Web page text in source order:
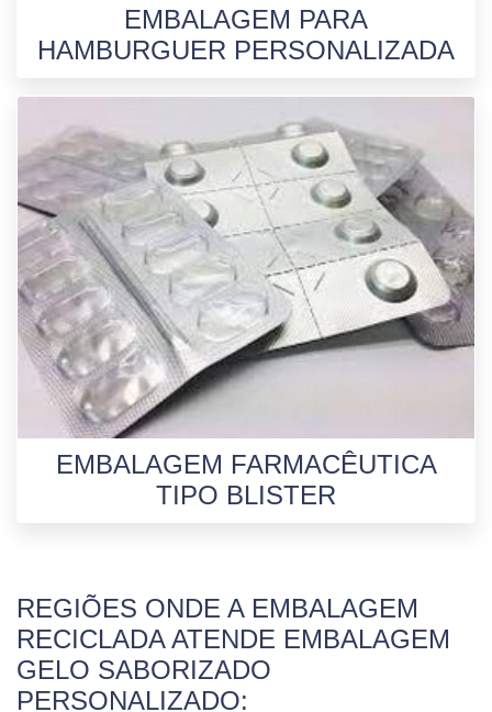
EMBALAGEM PARA
HAMBURGUER PERSONALIZADA
EMBALAGEM FARMACÊUTICA
TIPO BLISTER
REGIÕES ONDE A EMBALAGEM
RECICLADA ATENDE EMBALAGEM
GELO SABORIZADO
PERSONALIZADO: